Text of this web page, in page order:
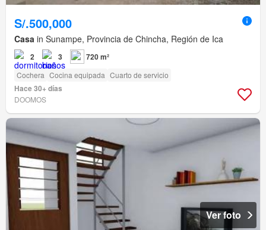
S/.500,000
Casa in Sunampe, Provincia de Chincha, Región de Ica
2 3 720 m²
Cochera Cocina equipada Cuarto de servicio
Hace 30+ días
DOOMOS
Ver foto